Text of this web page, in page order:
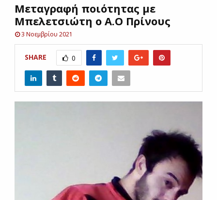
UΜεταγραφή ποιότητας με
Μπελετσιώτη ο Α.Ο Πρίνους
3 Νοεμβρίου 2021
SHARE 0